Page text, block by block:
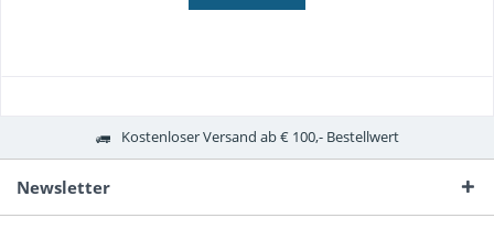
Kostenloser Versand ab € 100,- Bestellwert
Newsletter